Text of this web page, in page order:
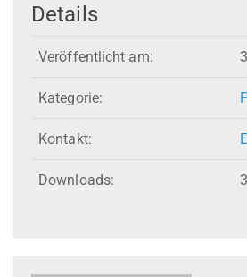
Details
Veröffentlicht am:
Kategorie:
Kontakt:
Downloads: